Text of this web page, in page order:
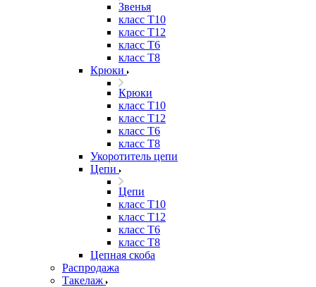
Звенья
класс Т10
класс Т12
класс Т6
класс Т8
Крюки
Крюки
класс Т10
класс Т12
класс Т6
класс Т8
Укоротитель цепи
Цепи
Цепи
класс Т10
класс Т12
класс Т6
класс Т8
Цепная скоба
Распродажа
Такелаж